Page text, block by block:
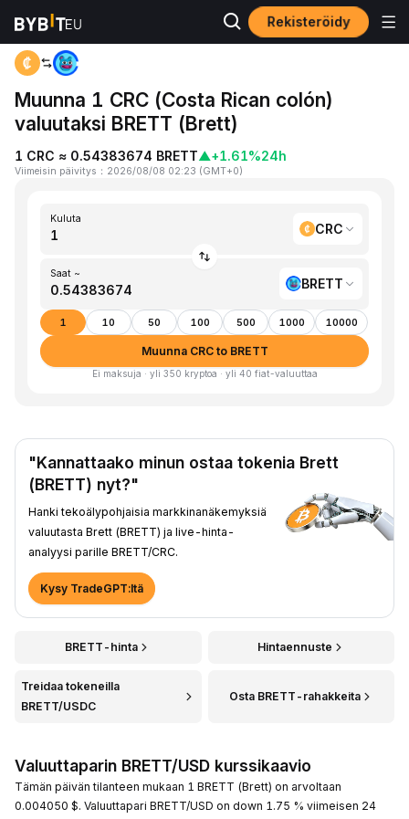
Rekisteröidy
Koti CRC to BRETT
Muunna 1 CRC (Costa Rican colón)
valuutaksi BRETT (Brett)
1 CRC ≈ 0.54383674 BRETT▲+1.61%24h
Viimeisin päivitys ： 2026/08/08 02:23 (GMT+0)
Kuluta
CRC
Saat ~
BRETT
1 10 50 100 500 1000 10000
Muunna CRC to BRETT
Ei maksuja · yli 350 kryptoa · yli 40 fiat-valuuttaa
"Kannattaako minun ostaa tokenia Brett
(BRETT) nyt?"
Hanki tekoälypohjaisia markkinanäkemyksiä
valuutasta Brett (BRETT) ja live-hinta-
analyysi parille BRETT/CRC.
Kysy TradeGPT:ltä
BRETT-hinta Hintaennuste
Treidaa tokeneilla
BRETT/USDC
Osta BRETT-rahakkeita
Valuuttaparin BRETT/USD kurssikaavio
Tämän päivän tilanteen mukaan 1 BRETT (Brett) on arvoltaan
0.004050 $. Valuuttapari BRETT/USD on down 1.75 % viimeisen 24